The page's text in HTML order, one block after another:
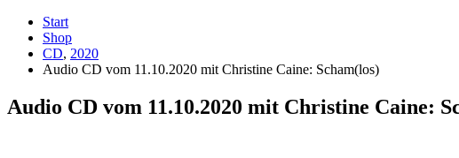
Start
Shop
CD, 2020
Audio CD vom 11.10.2020 mit Christine Caine: Scham(los)
Audio CD vom 11.10.2020 mit Christine Caine: